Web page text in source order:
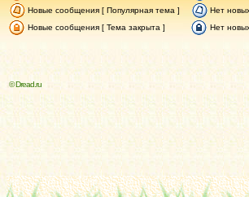
Новые сообщения [ Популярная тема ]
Нет
Новые сообщения [ Тема закрыта ]
Нет
© Dread.ru